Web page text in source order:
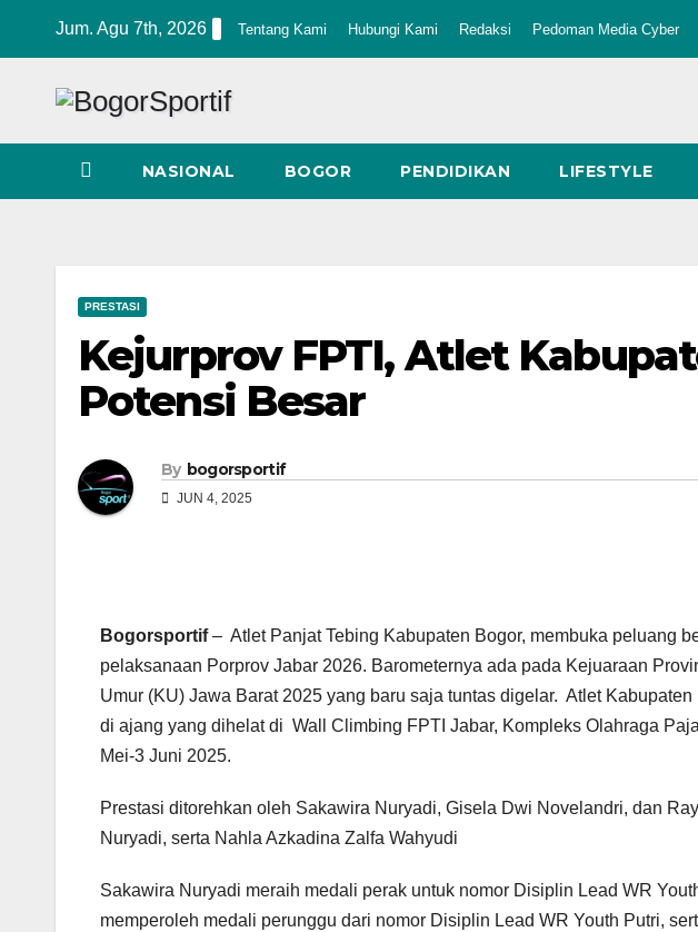
Jum. Agu 7th, 2026 Tentang Kami Hubungi Kami Redaksi Pedoman Media Cyber
NASIONAL BOGOR PENDIDIKAN LIFESTYLE
PRESTASI
Kejurprov FPTI, Atlet
Potensi Besar
By bogorsportif
JUN 4, 2025
Bogorsportif– Atlet Panjat Tebing Kabupaten Bogor, membuka peluang
pelaksanaan Porprov Jabar 2026. Barometernya ada pada Kejuaraan
Umur (KU) Jawa Barat 2025 yang baru saja tuntas digelar. Atlet
di ajang yang dihelat di Wall Climbing FPTI Jabar, Kompleks Olahraga
Mei-3 Juni 2025.
Prestasi ditorehkan oleh Sakawira Nuryadi, Gisela Dwi Novelandri, dan
Nuryadi, serta Nahla Azkadina Zalfa Wahyudi
Sakawira Nuryadi meraih medali perak untuk nomor Disiplin Lead WR
memperoleh medali perunggu dari nomor Disiplin Lead WR Youth Putri,